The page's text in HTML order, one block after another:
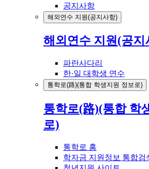
공지사항
해외연수 지원(공지사항)
해외연수 지원(공지
파란사다리
한·일 대학생 연수
통학로(路)(통합 학생지원 정보로)
통학로(路)(통합 학
로)
통학로 홈
학자금 지원정보 통합검